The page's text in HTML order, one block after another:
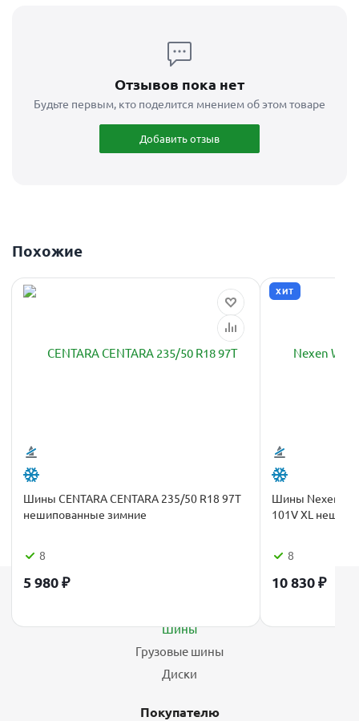
Отзывов пока нет
Будьте первым, кто поделится мнением об этом товаре
Добавить отзыв
Похожие
Шины CENTARA CENTARA 235/50 R18 97T
нешипованные зимние
8
5 980₽
ХИТ
Шины Nexen
101V XL
8
10 830₽
Шины
Грузовые шины
Диски
Покупателю